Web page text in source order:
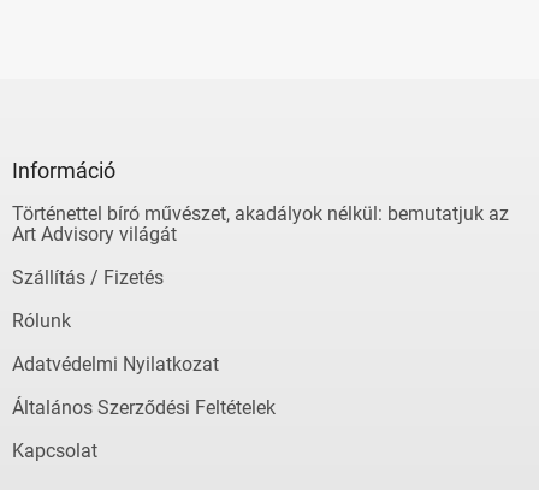
Információ
Történettel bíró művészet, akadályok nélkül: bemutatjuk az
Art Advisory világát
Szállítás / Fizetés
Rólunk
Adatvédelmi Nyilatkozat
Általános Szerződési Feltételek
Kapcsolat